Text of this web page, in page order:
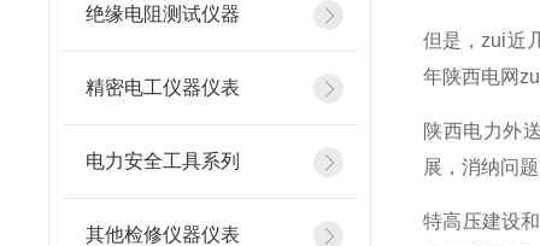
绝缘电阻测试仪器
精密电工仪器仪表
电力安全工具系列
其他检修仪器仪表
但是，zui近
年陕西电网
陕西电力外
展，消纳问
特高压建设